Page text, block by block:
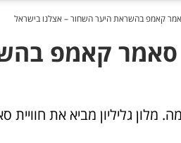
קאמפ בהשראת היער השחור – אצלנו בישראל
סאמר קאמפ
מלון גליליון מביא את